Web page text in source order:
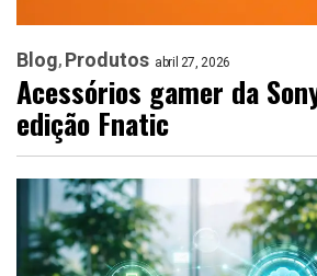
Blog Produtos abril 27, 2026
Acessórios gamer da
edição Fnatic